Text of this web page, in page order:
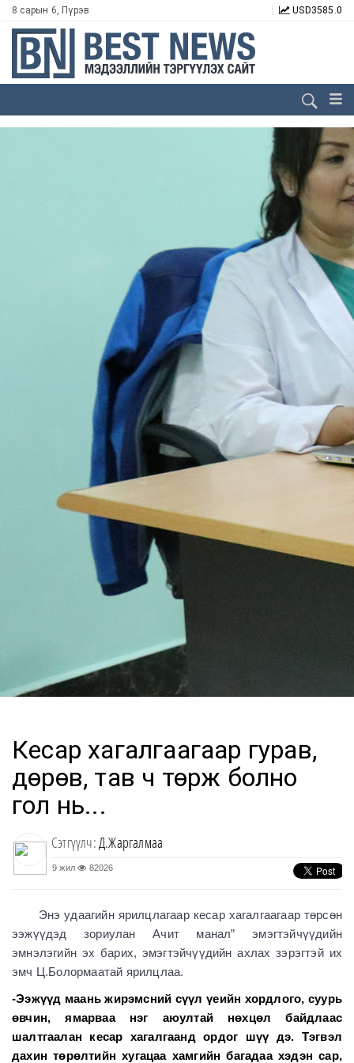
8 сарын 6, Пүрэв USD3585.0
Кесар хагалгаагаар гурав,
дөрөв, тав ч төрж болно
гол нь...
Сэтгүүлч:Д.Жаргалмаа
9 жил 82026
Энэ удаагийн ярилцлагаар кесар хагалгаагаар төрсөн
ээжүүдэд зориулан Ачит манал” эмэгтэйчүүдийн
эмнэлэгийн эх барих, эмэгтэйчүүдийн ахлах зэрэгтэй их
эмч Ц.Болормаатай ярилцлаа.
-Ээжүүд маань жирэмсний сүүл үеийн хордлого, суурь
өвчин, ямарваа нэг аюултай нөхцөл байдлаас
шалтгаалан кесар хагалгаанд ордог шүү дэ. Тэгвэл
дахин төрөлтийн хугацаа хамгийн багадаа хэдэн сар,